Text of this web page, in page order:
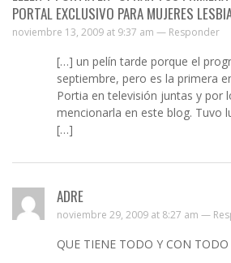
PORTAL EXCLUSIVO PARA MUJERES
noviembre 13, 2009 at 9:37 am — Responder
[…] un pelín tarde porque el
septiembre, pero es la primera
Portia en televisión juntas y por
mencionarla en este blog. Tuvo
[…]
ADRE
noviembre 29, 2009 at 8:27 am —
QUE TIENE TODO Y CON TODO